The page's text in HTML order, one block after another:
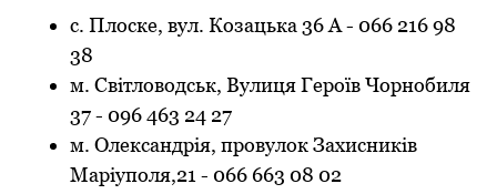
с. Плоске, вул. Козацька 36 А - 066 216 98
38
м. Світловодськ, Вулиця Героїв Чорнобиля
37 - 096 463 24 27
м. Олександрія, провулок Захисників
Маріуполя,21 - 066 663 08 02